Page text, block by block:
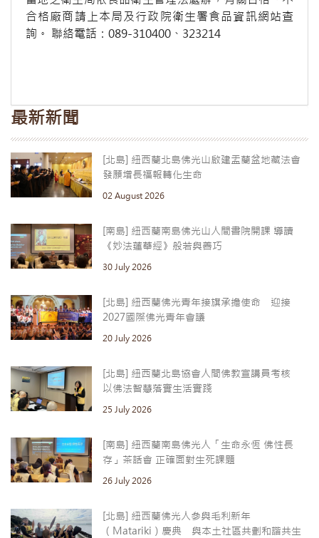
合格廠商請上本局及行政院衛生署食品資訊網站查
詢。 聯絡電話：089-310400、323214
最新新聞
[北島] 紐西蘭北島佛光山啟建盂蘭盆地藏法會
發願增長福報轉化生命
02 August 2026
[南島] 紐西蘭南島佛光山人間書院開課 導讀
《妙法蓮華經》般若與善巧
30 July 2026
[北島] 紐西蘭佛光青年接旗承擔使命 迎接
2027國際佛光青年會議
20 July 2026
[北島] 紐西蘭北島協會人間佛教宣講員考核
以佛法智慧落實生活實踐
25 July 2026
[南島] 紐西蘭南島佛光人「生命永恆 佛性長
存」茶話會 正確面對生死課題
26 July 2026
[北島] 紐西蘭佛光人參與毛利新年
（Matariki）慶典 與本土社區共劃和諧共生